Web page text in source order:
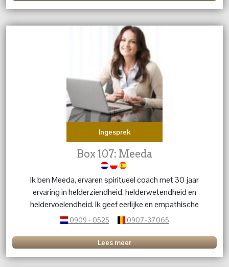
Ingesprek
Box 107: Meeda
Ik ben Meeda, ervaren spiritueel coach met 30 jaar
ervaring in helderziendheid, helderwetendheid en
heldervoelendheid. Ik geef eerlijke en empathische
inzichten via tarot, Lenormand en koffiedik om jou meer
0909 - 0525 0907-37065
Lees meer